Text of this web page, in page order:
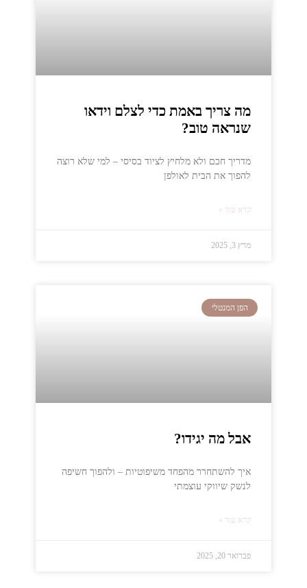
מה צריך באמת כדי לצלם וידאו
שנראה טוב?
מדריך חכם ולא מלחיץ לציוד בסיסי – למי שלא רוצה
להפוך את הבית לאולפן
קרא עוד »
מרץ 3, 2025
הפן המנטלי
אבל מה יגידו?
איך להשתחרר מהפחד משיפוטיות – ולהפוך חשיפה
לנשק שיווקי עוצמתי
קרא עוד »
פברואר 20, 2025